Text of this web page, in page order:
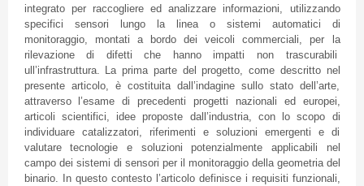
integrato per raccogliere ed analizzare informazioni, utilizzando
specifici sensori lungo la linea o sistemi automatici di
monitoraggio, montati a bordo dei veicoli commerciali, per la
rilevazione di difetti che hanno impatti non trascurabili
ull’infrastruttura. La prima parte del progetto, come descritto nel
presente articolo, è costituita dall’indagine sullo stato dell’arte,
attraverso l’esame di precedenti progetti nazionali ed europei,
articoli scientifici, idee proposte dall’industria, con lo scopo di
individuare catalizzatori, riferimenti e soluzioni emergenti e di
valutare tecnologie e soluzioni potenzialmente applicabili nel
campo dei sistemi di sensori per il monitoraggio della geometria del
binario. In questo contesto l’articolo definisce i requisiti funzionali,